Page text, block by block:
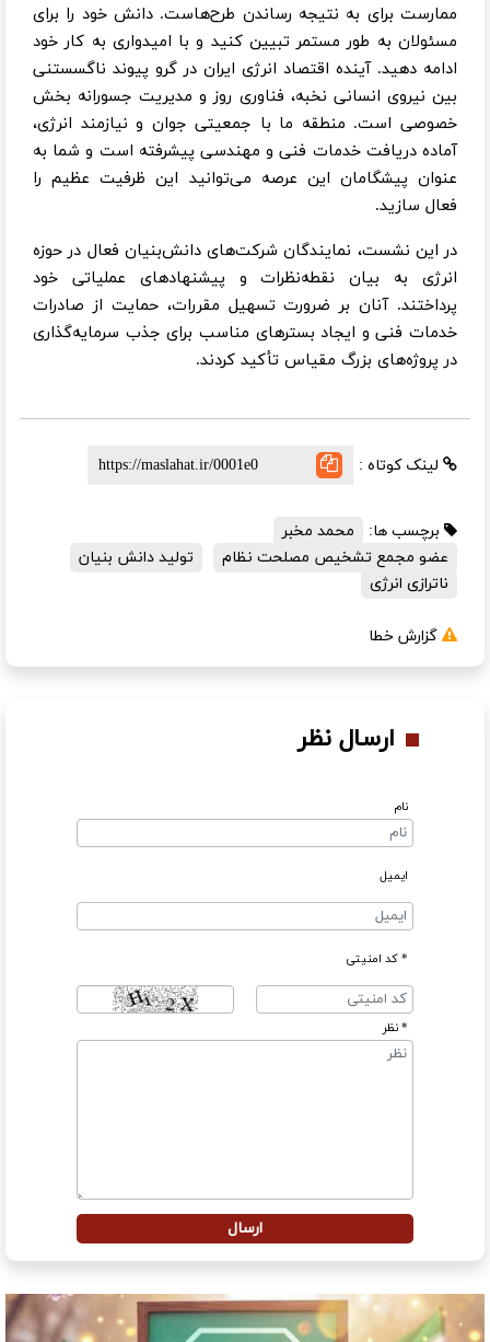
ممارست برای به نتیجه رساندن طرح‌هاست. دانش خود را برای
مسئولان به طور مستمر تبیین کنید و با امیدواری به کار خود
ادامه دهید. آینده اقتصاد انرژی ایران در گرو پیوند ناگسستنی
بین نیروی انسانی نخبه، فناوری روز و مدیریت جسورانه بخش
خصوصی است. منطقه ما با جمعیتی جوان و نیازمند انرژی،
آماده دریافت خدمات فنی و مهندسی پیشرفته است و شما به
عنوان پیشگامان این عرصه می‌توانید این ظرفیت عظیم را
فعال سازید.
در این نشست، نمایندگان شرکت‌های دانش‌بنیان فعال در حوزه
انرژی به بیان نقطه‌نظرات و پیشنهاد‌های عملیاتی خود
پرداختند. آنان بر ضرورت تسهیل مقررات، حمایت از صادرات
خدمات فنی و ایجاد بستر‌های مناسب برای جذب سرمایه‌گذاری
در پروژه‌های بزرگ مقیاس تأکید کردند.
لینک کوتاه :
برچسب ها:
محمد مخبر
عضو مجمع تشخیص مصلحت نظام
تولید دانش بنیان
ناترازی انرژی
گزارش خطا
ارسال نظر
نام
ایمیل
* کد امنیتی
* نظر